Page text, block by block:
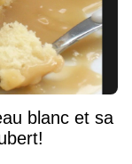
blanc et sa